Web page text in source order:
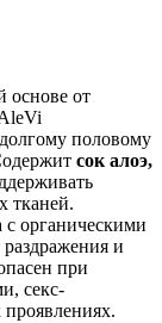
основе от
половому
сок алоэ,
тканей.
с органическими
раздражения и
при
секс-